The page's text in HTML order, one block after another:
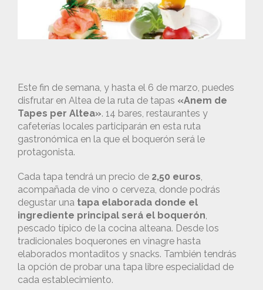
Este fin de semana, y hasta el 6 de marzo, puedes
disfrutar en Altea de la ruta de tapas «Anem de
Tapes per Altea». 14 bares, restaurantes y
cafeterías locales participarán en esta ruta
gastronómica en la que el boquerón será le
protagonista.
Cada tapa tendrá un precio de 2,50 euros,
acompañada de vino o cerveza, donde podrás
degustar una tapa elaborada donde el
ingrediente principal será el boquerón,
pescado típico de la cocina alteana. Desde los
tradicionales boquerones en vinagre hasta
elaborados montaditos y snacks. También tendrás
la opción de probar una tapa libre especialidad de
cada establecimiento.